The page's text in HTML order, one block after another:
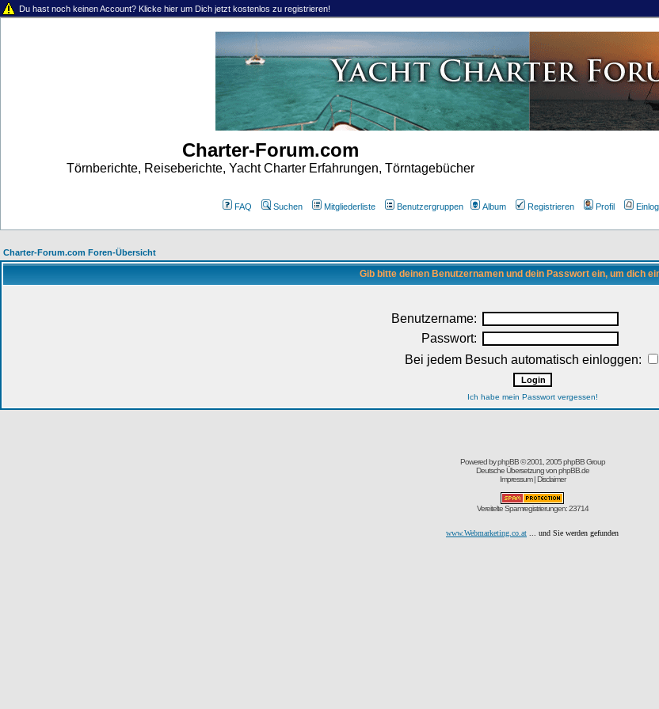
Du hast noch keinen Account? Klicke hier um Dich jetzt kostenlos zu registrieren!
Charter-Forum.com
Törnberichte, Reiseberichte, Yacht Charter Erfahrungen, Törntagebücher
FAQ Suchen Mitgliederliste Benutzergruppen Album Registrieren Profil
Charter-Forum.com Foren-Übersicht
Gib bitte deinen Benutzernamen und dein Passwort ein, um dich
Benutzername:
Passwort:
Bei jedem Besuch automatisch einloggen:
Ich habe mein Passwort vergessen!
Powered byphpBB© 2001, 2005 phpBB Group
Deutsche Übersetzung vonphpBB.de
Impressum|Disclaimer
Vereitelte Spamregistrierungen: 23714
www.Webmarketing.co.at ... und Sie werden gefunden